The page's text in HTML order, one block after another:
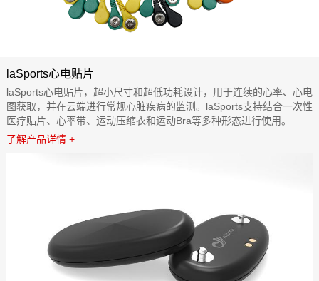
laSports心电贴片
laSports心电贴片，超小尺寸和超低功耗设计，用于连续的心率、心电
图获取，并在云端进行常规心脏疾病的监测。laSports支持结合一次性
医疗贴片、心率带、运动压缩衣和运动Bra等多种形态进行使用。
了解产品详情 +